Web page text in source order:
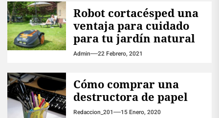
Robot cortacésped una
ventaja para cuidado
para tu jardín natural
Admin 22 Febrero, 2021
Cómo comprar una
destructora de papel
Redaccion_201 15 Enero, 2020